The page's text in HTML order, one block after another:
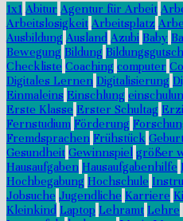
1x1 Abitur Agentur für Arbeit
Arbeitslosigkeit Arbeitsplatz
Ausbildung Ausland Azubi Baby
Bewegung Bildung
Checkliste Coaching computer
Digitales Lernen Digitalisierung
Einmaleins Einschlung
Erste Klasse Erster Schultag
Fernstudium Förderung
Fremdsprachen Frühstück
Gesundheit Gewinnspiel größer
Hausaufgaben Hausaufgabenhilfe
Hochbegabung Hochschule
Jobsuche Jugendliche Karriere
Kleinkind Laptop Lehramt Lehre